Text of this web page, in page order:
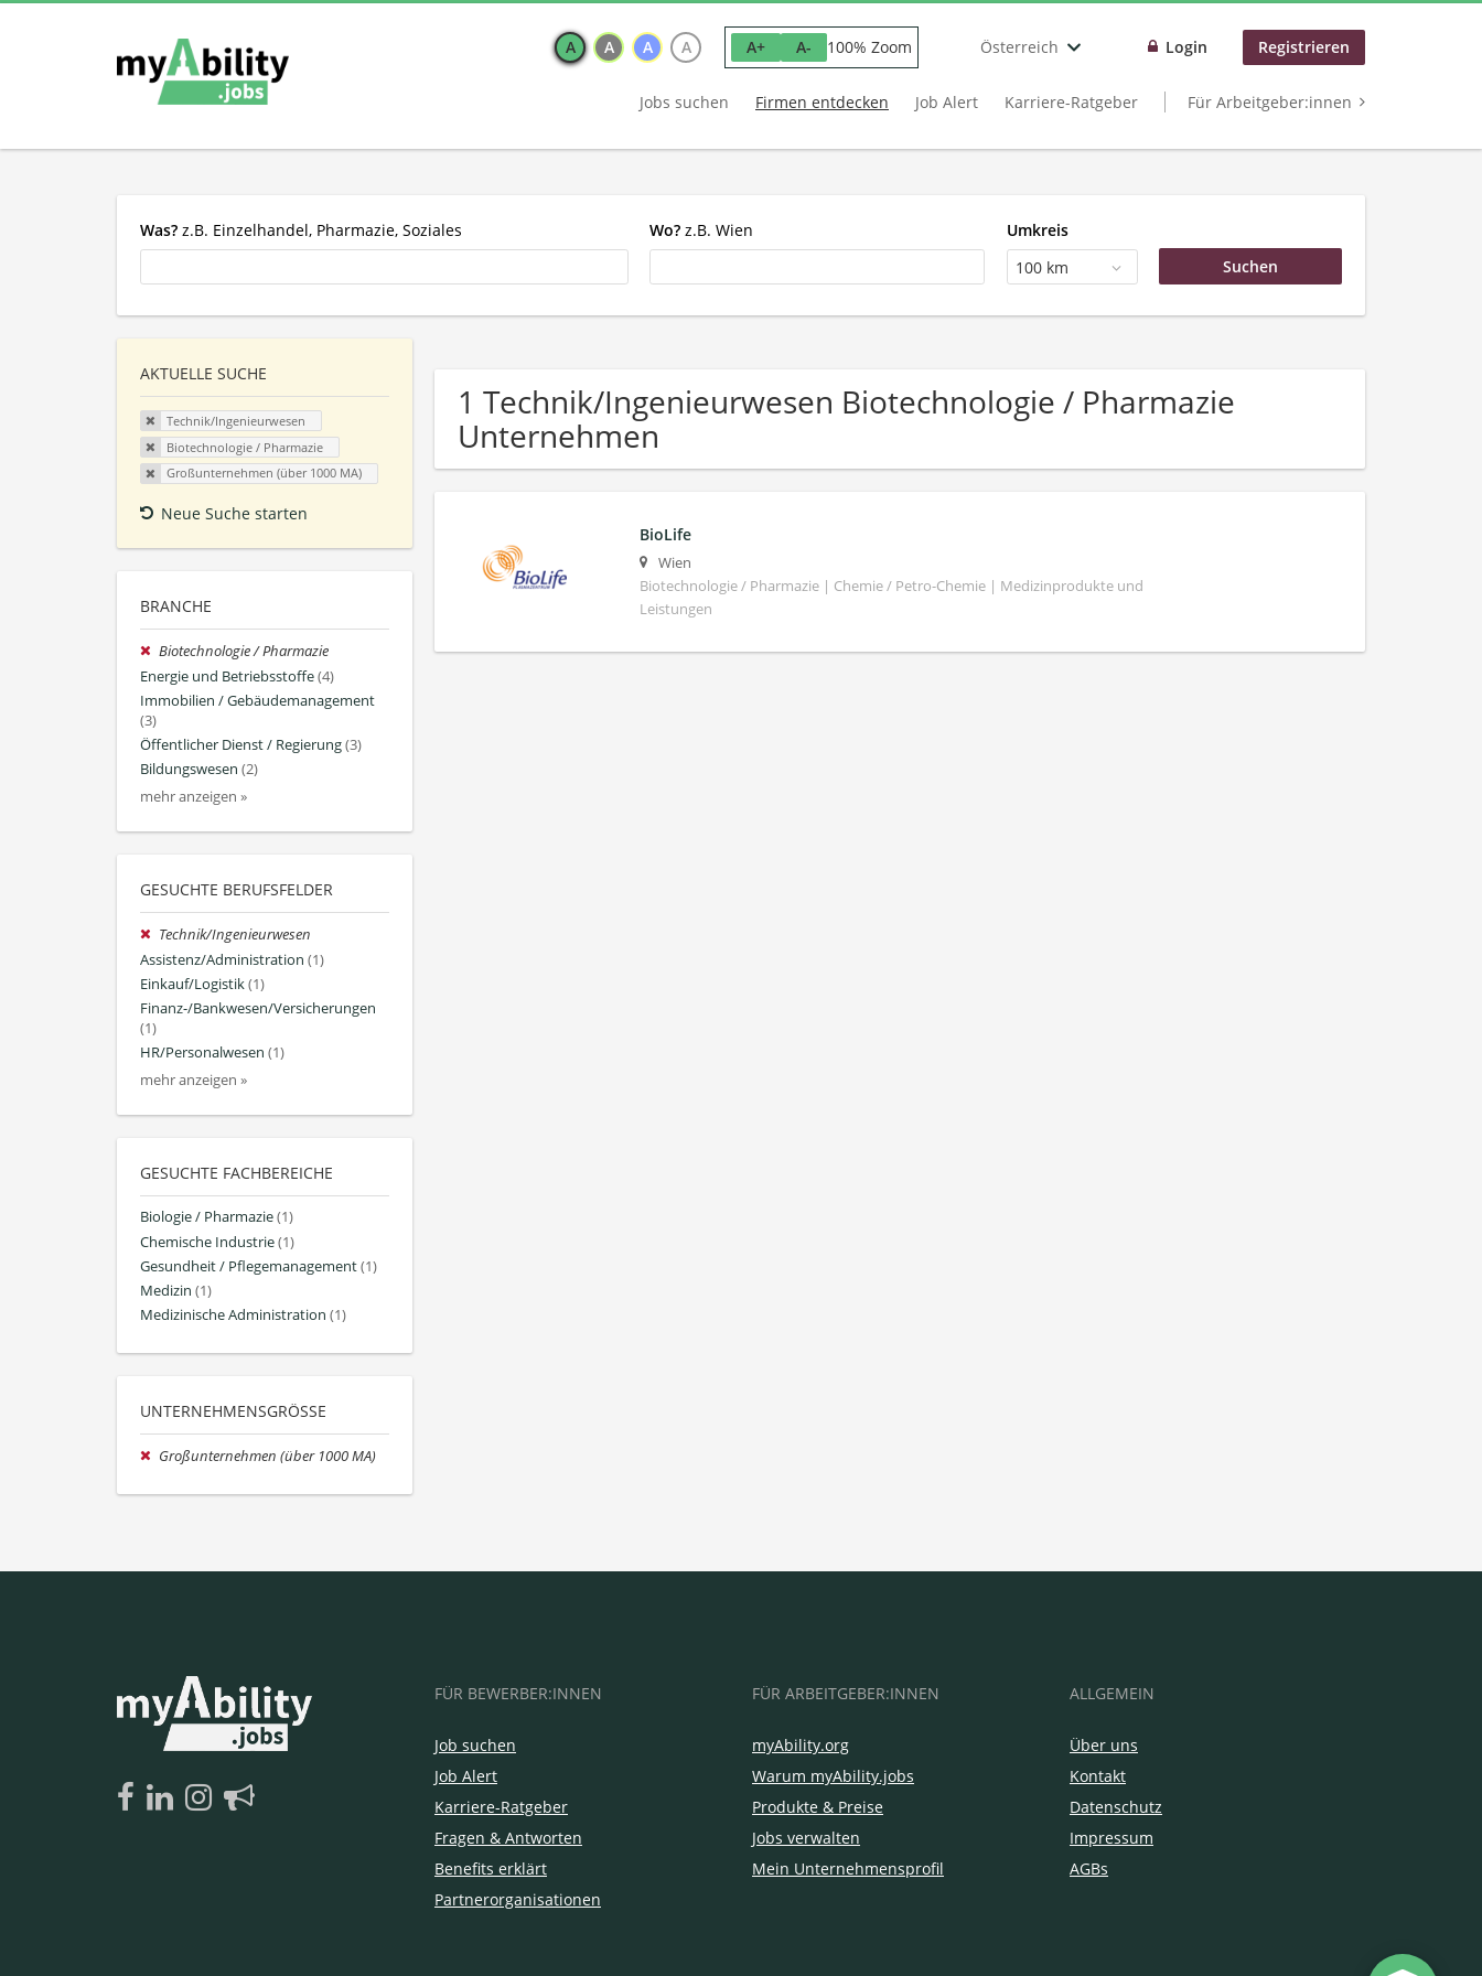
A A A A A+ A- 100% Zoom Österreich Login Registrieren
Jobs suchen Firmen entdecken Job Alert Karriere-Ratgeber Für Arbeitgeber:innen
Was? z.B. Einzelhandel, Pharmazie, Soziales Wo? z.B. Wien
Umkreis
100 km
AKTUELLE SUCHE
Technik/Ingenieurwesen
Biotechnologie / Pharmazie
Großunternehmen (über 1000 MA)
Neue Suche starten
BRANCHE
Biotechnologie / Pharmazie
Energie und Betriebsstoffe(4)
Immobilien / Gebäudemanagement
(3)
Öffentlicher Dienst / Regierung(3)
Bildungswesen (2)
mehr anzeigen »
GESUCHTE BERUFSFELDER
Technik/Ingenieurwesen
Assistenz/Administration (1)
Einkauf/Logistik(1)
Finanz-/Bankwesen/Versicherungen
(1)
HR/Personalwesen (1)
mehr anzeigen »
GESUCHTE FACHBEREICHE
Biologie / Pharmazie(1)
Chemische Industrie(1)
Gesundheit / Pflegemanagement(1)
Medizin (1)
Medizinische Administration (1)
UNTERNEHMENSGRÖSSE
Großunternehmen (über 1000 MA)
1 Technik/Ingenieurwesen Biotechnologie / Pharmazie
Unternehmen
BioLife
Wien
Biotechnologie / Pharmazie | Chemie / Petro-Chemie | Medizinprodukte und
Leistungen
FÜR BEWERBER:INNEN
Job suchen
Job Alert
Karriere-Ratgeber
Fragen & Antworten
Benefits erklärt
Partnerorganisationen
FÜR ARBEITGEBER:INNEN
myAbility.org
Warum myAbility.jobs
Produkte & Preise
Jobs verwalten
Mein Unternehmensprofil
ALLGEMEIN
Über uns
Kontakt
Datenschutz
Impressum
AGBs